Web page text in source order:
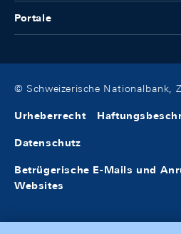
Portale
© Schweizerische Nationalbank,
Urheberrecht
Datenschutz
Betrügerische E-Mails und
Websites